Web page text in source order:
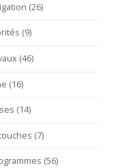
(26)
(9)
(46)
(16)
(14)
(7)
(56)